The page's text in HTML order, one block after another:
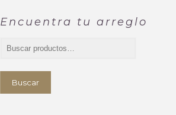
Encuentra tu arreglo
Buscar